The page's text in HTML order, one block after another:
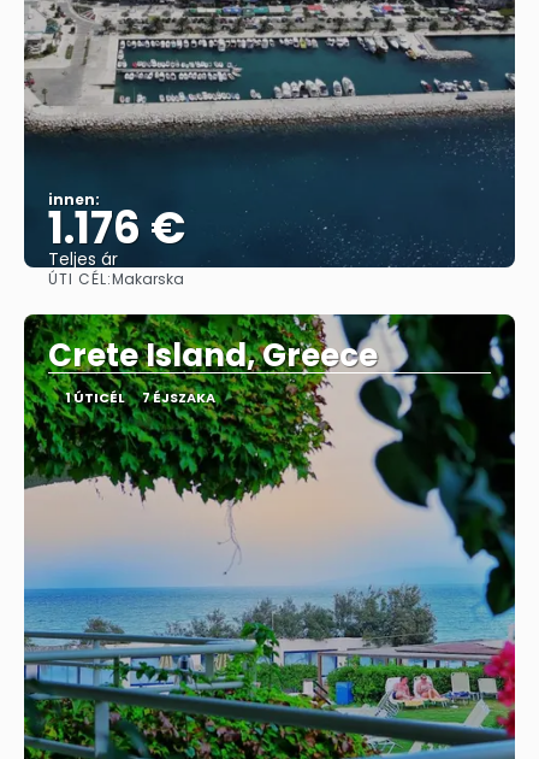
innen:
1.176 €
Teljes ár
ÚTI CÉL:Makarska
Crete Island, Greece
1 ÚTICÉL 7 ÉJSZAKA